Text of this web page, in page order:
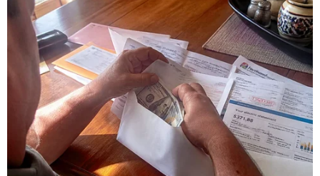
Theo Ban Quản lý dự án Mỹ Thuận cho biết, công tác bồi
thường di dời hạ tầng kỹ thuật ở các địa phương còn chậm,
nhất là các tuyến đường điện cao thế trên địa bàn tỉnh Hậu
Giang. (Ảnh: Huỳnh Anh/TTXVN)
Chiều 23/1, Ủy ban Nhân dân tỉnh Hậu Giang
làm việc với Ban quản lý dự án Mỹ Thuận và
các địa phương về phương án giải quyết dứt